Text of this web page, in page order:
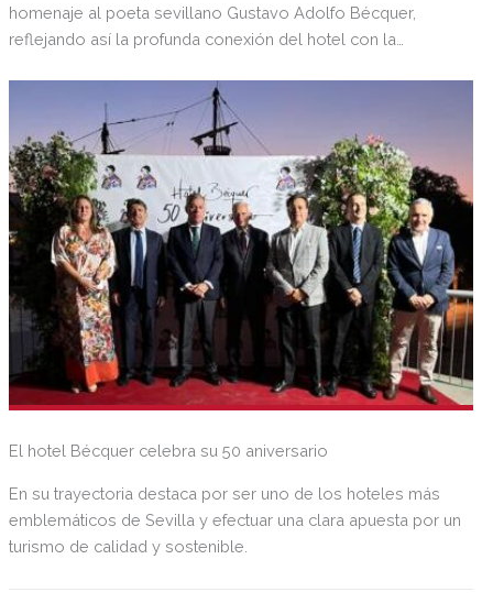
homenaje al poeta sevillano Gustavo Adolfo Bécquer,
reflejando así la profunda conexión del hotel con la
El hotel Bécquer celebra su 50 aniversario
En su trayectoria destaca por ser uno de los hoteles más
emblemáticos de Sevilla y efectuar una clara apuesta por un
turismo de calidad y sostenible.